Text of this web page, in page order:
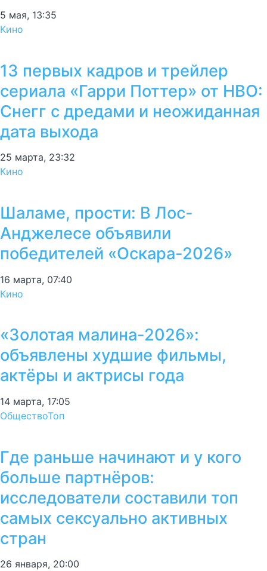
5 мая, 13:35
Кино
13 первых кадров и трейлер
сериала «Гарри Поттер» от HBO:
Снегг с дредами и неожиданная
дата выхода
25 марта, 23:32
Кино
Шаламе, прости: В Лос-
Анджелесе объявили
победителей «Оскара-2026»
16 марта, 07:40
Кино
«Золотая малина-2026»:
объявлены худшие фильмы,
актёры и актрисы года
14 марта, 17:05
ОбществоТоп
Где раньше начинают и у кого
больше партнёров:
исследователи составили топ
самых сексуально активных
стран
26 января, 20:00